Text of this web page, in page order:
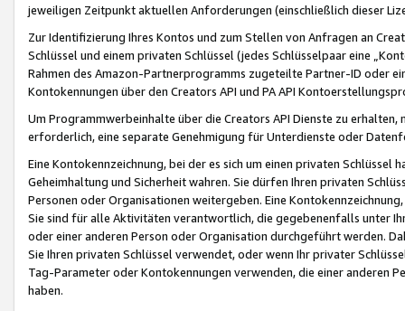
jeweiligen Zeitpunkt aktuellen Anforderungen (einschließlich dieser
Zur Identifizierung Ihres Kontos und zum Stellen von Anfragen an
Schlüssel und einem privaten Schlüssel (jedes Schlüsselpaar eine
Rahmen des Amazon-Partnerprogramms zugeteilte Partner-ID oder
Kontokennungen über den Creators API und PA API
Um Programmwerbeinhalte über die Creators API Dienste zu
erforderlich, eine separate Genehmigung für Unterdienste oder
Eine Kontokennzeichnung, bei der es sich um einen privaten
Geheimhaltung und Sicherheit wahren. Sie dürfen Ihren privaten
Personen oder Organisationen weitergeben. Eine
Sie sind für alle Aktivitäten verantwortlich, die gegebenenfalls unter
oder einer anderen Person oder Organisation durchgeführt werden.
Sie Ihren privaten Schlüssel verwendet, oder wenn Ihr privater
Tag-Parameter oder Kontokennungen verwenden, die einer anderen
haben.